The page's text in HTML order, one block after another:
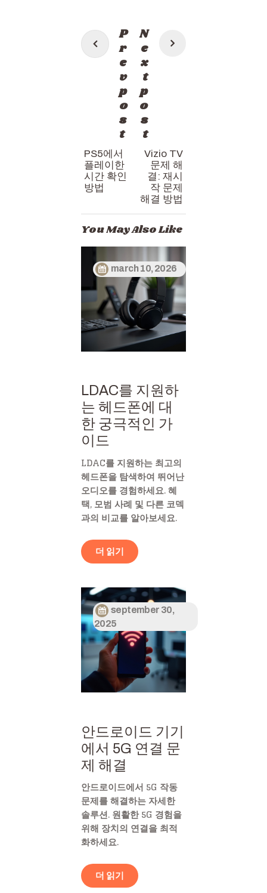
Post
navigation
P
r
e
v
p
o
s
t
PS5에서
플레이한
시간 확인
방법
N
e
x
t
p
o
s
t
Vizio TV
문제 해
결: 재시
작 문제
해결 방법
You May Also Like
march 10, 2026
LDAC를 지원하
는 헤드폰에 대
한 궁극적인 가
이드
LDAC를 지원하는 최고의
헤드폰을 탐색하여 뛰어난
오디오를 경험하세요. 혜
택, 모범 사례 및 다른 코덱
과의 비교를 알아보세요.
더 읽기
september 30,
2025
안드로이드 기기
에서 5G 연결 문
제 해결
안드로이드에서 5G 작동
문제를 해결하는 자세한
솔루션. 원활한 5G 경험을
위해 장치의 연결을 최적
화하세요.
더 읽기